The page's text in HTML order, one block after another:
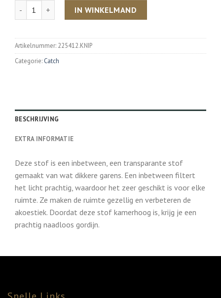
Aantal IN WINKELMAND
Artikelnummer: 225412.KNIP
Categorie: Catch
BESCHRIJVING
EXTRA INFORMATIE
Deze stof is een inbetween, een transparante stof
gemaakt van wat dikkere garens. Een inbetween filtert
het licht prachtig, waardoor het zeer geschikt is voor elke
ruimte. Ze maken de ruimte gezellig en verbeteren de
akoestiek. Doordat deze stof kamerhoog is, krijg je een
prachtig naadloos gordijn.